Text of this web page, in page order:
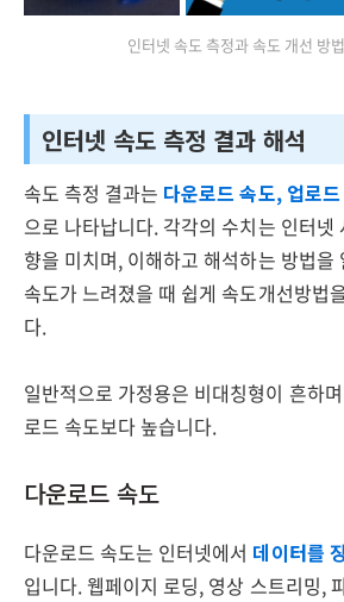
인터넷 속도 측정과 속도 개선 방
인터넷 속도 측정 결과 해석
속도 측정 결과는 다운로드 속도, 업로
으로 나타납니다. 각각의 수치는 인터넷
향을 미치며, 이해하고 해석하는 방법을
속도가 느려졌을 때 쉽게 속도개선방법
다.
일반적으로 가정용은 비대칭형이 흔하
로드 속도보다 높습니다.
다운로드 속도
다운로드 속도는 인터넷에서 데이터를
입니다. 웹페이지 로딩, 영상 스트리밍,